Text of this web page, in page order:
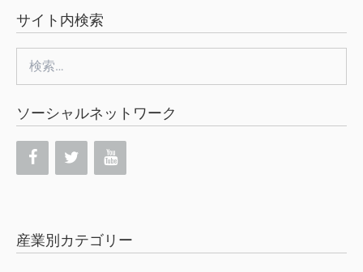
サイト内検索
索:
ソーシャルネットワーク
産業別カテゴリー